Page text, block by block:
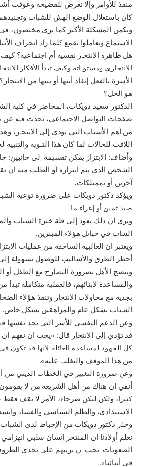
منفذ للأوامر وإلا تعرض للفضيحة وعوقب أشد
كان باستغلال الوضع الهش للشباب
وتكمن المشكلة الأكبر كما يرى مختصون، في
الاستماع وتعاملوا بقمع كلما زاد انحراف
هل ظاهرة الانتحار نفسية أم اجتماعية؟
الانتحاري ومستوياته وكيف تبدأ الأفكار
الأسرة بالفعل إنقاذ أبنها أو بنتها من
هو الحل؟
الدكتور سعيد دويكات، المحاضر في كلية
صفحات التواصل الاجتماعي، تحدث فيه عن
من أهم الأسباب التي تؤدي إلى الانتحار،
اللافت للحالات لما كان هذا التنويه والتنبيه
وأضاف: الابتزاز يمكن تقسيمه إلى
الشخص الذي يتم ابتزازه أو الطلب منه ان
آخرين أو بممتلكات.
ويؤكد دكتور دويكات على ضرورة توعية
صيد ثمين أو إغراء ما.
ويرى ان ذلك يعود إلى قلة خبرة الشباب
الشاب في حبائل هؤلاء المبتزين.
ويعتبر ان الغالبية الساحقة من عمليات
أخطر الطرق والأساليب للوصول بسهولة
وينصح الأهل بضرورة التصارح مع الطفل أو
والمساعدة لأبنائهم، فالعملية متكاملة
بجدية مع محاولات الانتحار وتنقذ هؤلاء
الشباب بشكل عام والمراهقين بشكل خاص.
وعن الدعم النفسي للأسر التي تجد نفسها
قد تؤدي إلى الانتحار قال: «يجب ان نفهم
كل الجهود لمساعدة العائلة لأنها قد
من هذا الموقف والتغلب عليه».
وعن ضرورة التغيير في الخطاب الديني من
أنفي ان هناك من أهل الشريعة من لا
كثيرا، ولكن لنكن صرحاء، الأمر لا يقف
الاستبدادي، والظلم السياسي والفساد
وحذر دكتور دويكات من الإحباط لدى
نعلم أولادنا ان المنتحر إنسان سلبي
الصعوبات. يجب ان نربيهم على تحدي
في أبنائنا».